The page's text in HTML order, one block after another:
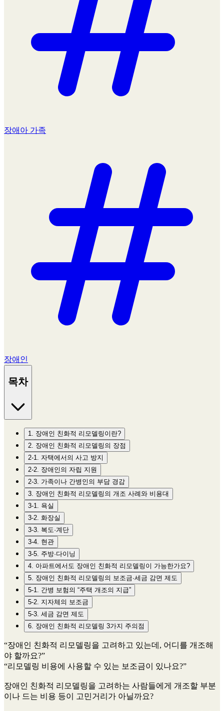
장애아 가족
장애인
목차
1. 장애인 친화적 리모델링이란?
2. 장애인 친화적 리모델링의 장점
2-1. 자택에서의 사고 방지
2-2. 장애인의 자립 지원
2-3. 가족이나 간병인의 부담 경감
3. 장애인 친화적 리모델링의 개조 사례와 비용대
3-1. 욕실
3-2. 화장실
3-3. 복도·계단
3-4. 현관
3-5. 주방·다이닝
4. 아파트에서도 장애인 친화적 리모델링이 가능한가요?
5. 장애인 친화적 리모델링의 보조금·세금 감면 제도
5-1. 간병 보험의 “주택 개조의 지급”
5-2. 지자체의 보조금
5-3.​​ 세금 감면 제도
6. 장애인 친화적 리모델링 3가지 주의점
“장애인 친화적 리모델링을 고려하고 있는데, 어디를 개조해
야 할까요?”
“리모델링 비용에 사용할 수 있는 보조금이 있나요?”
장애인 친화적 리모델링을 고려하는 사람들에게 개조할 부분
이나 드는 비용 등이 고민거리가 아닐까요?